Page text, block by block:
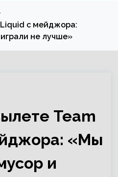
Liquid с мейджора:
не лучше»
Team
«Мы
и